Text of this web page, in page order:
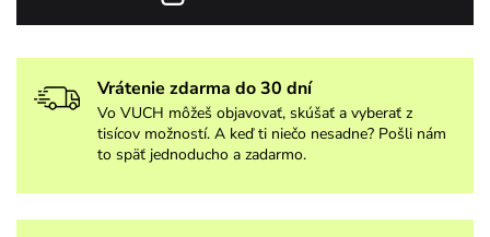
Vrátenie zdarma do 30 dní
Vo VUCH môžeš objavovať, skúšať a vyberať z
tisícov možností. A keď ti niečo nesadne? Pošli nám
to späť jednoducho a zadarmo.